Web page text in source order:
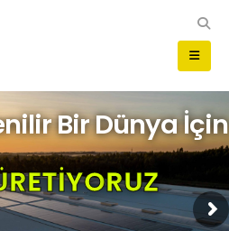
RETİYORUZ
Bir Dünya İçin